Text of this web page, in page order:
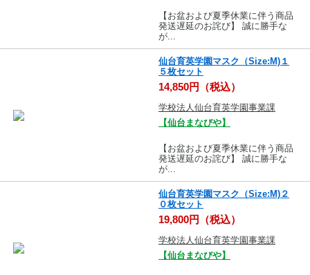
【お盆および夏季休業に伴う商品
発送遅延のお詫び】 誠に勝手な
が...
仙台育英学園マスク（Size:M)１
５枚セット
14,850円（税込）
学校法人仙台育英学園事業課
【仙台まなびや】
【お盆および夏季休業に伴う商品
発送遅延のお詫び】 誠に勝手な
が...
仙台育英学園マスク（Size:M)２
０枚セット
19,800円（税込）
学校法人仙台育英学園事業課
【仙台まなびや】